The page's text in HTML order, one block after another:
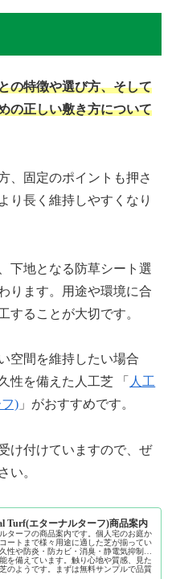
の特徴や選び方、そして
の正しい敷き方について
、固定のポイントも押さ
り長く維持しやすくなり
下地となる防草シート選
ります。用途や環境に合
することが大切です。
空間を維持したい場合
性を備えた人工芝 「 人工
) 」がおすすめです。
け付けていますので、ぜ
い。
Turf(エターナルターフ)商品案内
ターフの商品案内です。個人宅のお庭か
ートまで様々用途に適した芝が揃ってい
性や防炎・防カビ・消臭・静電気抑制機
を備えています。触り心地や質感、見た
のようです。まずは無料サンプルで品質